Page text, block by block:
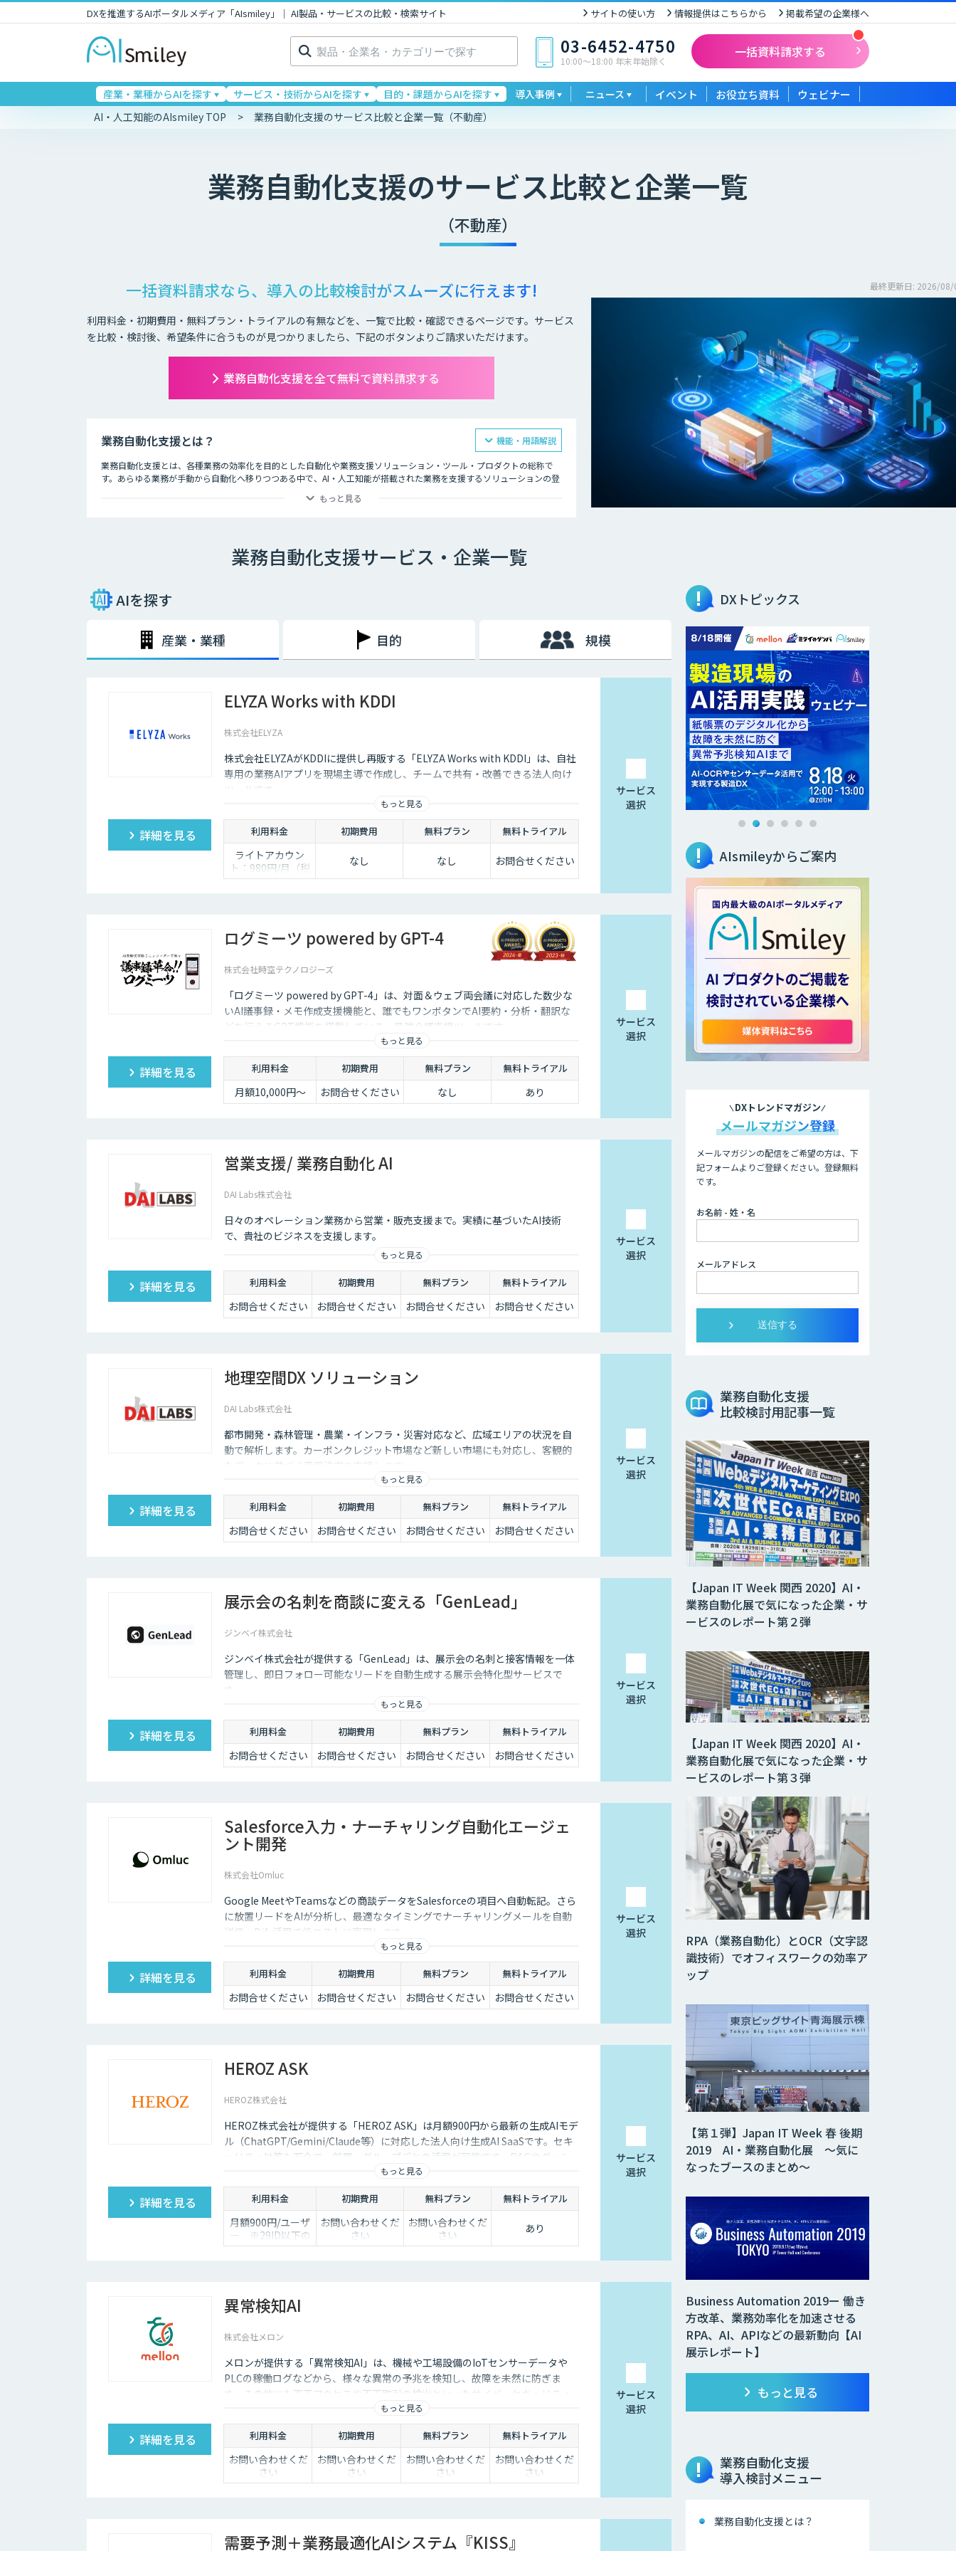
DXを推進するAIポータルメディア「AIsmiley」｜ AI製品・サービスの比較・検索サイト サイトの使い方 情報提供はこちらから 掲載希望の企業様へ
検
索: 03-6452-4750
10:00〜18:00 年末年始除く
一括資料請求する
産業・業種からAIを探す サービス・技術からAIを探す 目的・課題からAIを探す 導入事例 ニュース イベント お役立ち資料 ウェビナー
AI・人工知能のAIsmiley TOP 業務自動化支援のサービス比較と企業一覧（不動産）
業務自動化支援のサービス比較と企業一覧
（不動産）
一括資料請求なら、導入の比較検討がスムーズに行えます!
利用料金・初期費用・無料プラン・トライアルの有無などを、一覧で比較・確認できるページです。サービス
を比較・検討後、希望条件に合うものが見つかりましたら、下記のボタンよりご請求いただけます。
業務自動化支援を全て無料で資料請求する
最終更新日: 2026/08/
業務自動化支援とは？
業務自動化支援とは、各種業務の効率化を目的とした自動化や業務支援ソリューション・ツール・プロダクトの総称で
す。あらゆる業務が手動から自動化へ移りつつある中で、AI・人工知能が搭載された業務を支援するソリューションの登
このカテゴリーでは、特にどの企業でも関わりのある業務をご紹介いたします。
もっと見る
機能・用語解説
業務自動化支援サービス・企業一覧
AIを探す
産業・業種 目的 規模
ELYZA Works with KDDI
株式会社ELYZA
株式会社ELYZAがKDDIに提供し再販する「ELYZA Works with KDDI」は、自社
専用の業務AIアプリを現場主導で作成し、チームで共有・改善できる法人向け
ツールです。
もっと見る
詳細を見る 利用料金 初期費用 無料プラン 無料トライアル
ライトアカウン
ト：980円/月（税
抜き）
プレミアムアカウ
ント：4,980円/月
※最低アカウント
なし なし お問合せください
サービス
選択
ログミーツ powered by GPT-4
株式会社時空テクノロジーズ
「ログミーツ powered by GPT-4」は、対面＆ウェブ両会議に対応した数少な
いAI議事録・メモ作成支援機能と、誰でもワンボタンでAI要約・分析・翻訳な
どを行えるGPT機能を搭載している、最強会議支援ツールです。
もっと見る
詳細を見る 利用料金 初期費用 無料プラン 無料トライアル
月額10,000円～ お問合せください なし あり
サービス
選択
営業支援/ 業務自動化 AI
DAI Labs株式会社
日々のオペレーション業務から営業・販売支援まで。実績に基づいたAI技術
で、貴社のビジネスを支援します。
もっと見る
詳細を見る 利用料金 初期費用 無料プラン 無料トライアル
お問合せください お問合せください お問合せください お問合せください
サービス
選択
地理空間DX ソリューション
DAI Labs株式会社
都市開発・森林管理・農業・インフラ・災害対応など、広域エリアの状況を自
動で解析します。カーボンクレジット市場など新しい市場にも対応し、客観的
なデータに基づく意思決定を支援します。
もっと見る
詳細を見る 利用料金 初期費用 無料プラン 無料トライアル
お問合せください お問合せください お問合せください お問合せください
サービス
選択
展示会の名刺を商談に変える「GenLead」
ジンベイ株式会社
ジンベイ株式会社が提供する「GenLead」は、展示会の名刺と接客情報を一体
管理し、即日フォロー可能なリードを自動生成する展示会特化型サービスで
す。
もっと見る
詳細を見る 利用料金 初期費用 無料プラン 無料トライアル
お問合せください お問合せください お問合せください お問合せください
サービス
選択
Salesforce入力・ナーチャリング自動化エージェ
ント開発
株式会社Omluc
Google MeetやTeamsなどの商談データをSalesforceの項目へ自動転記。さら
に放置リードをAIが分析し、最適なタイミングでナーチャリングメールを自動
送信。Dify活用で低コストに実現します。
もっと見る
詳細を見る 利用料金 初期費用 無料プラン 無料トライアル
お問合せください お問合せください お問合せください お問合せください
サービス
選択
HEROZ ASK
HEROZ株式会社
HEROZ株式会社が提供する「HEROZ ASK」は月額900円から最新の生成AIモデ
ル（ChatGPT/Gemini/Claude等）に対応した法人向け生成AI SaaSです。セキ
ュリティ対策も万全で、部署・グループごとの活用が可能です。RAGやダッシ
ュボードの搭載から議事録やOCR、スライド生成等のオプション機能も充実し
ており、社内の生成AI活用の促進、定着までを伴走して支援します。
もっと見る
詳細を見る 利用料金 初期費用 無料プラン 無料トライアル
月額900円/ユーザ
ー ※29ID以下の
ご契約は、月額
お問い合わせくだ
さい
お問い合わせくだ
さい
あり
サービス
選択
異常検知AI
株式会社メロン
メロンが提供する「異常検知AI」は、機械や工場設備のIoTセンサーデータや
PLCの稼働ログなどから、様々な異常の予兆を検知し、故障を未然に防ぎま
す。その他にも不正アクセスや不正取引の検出といったサイバーセキュリティ
もっと見る
詳細を見る 利用料金 初期費用 無料プラン 無料トライアル
お問い合わせくだ
さい
お問い合わせくだ
さい
お問い合わせくだ
さい
お問い合わせくだ
さい
サービス
選択
需要予測＋業務最適化AIシステム『KISS』
DXトピックス
AIsmileyからご案内
DXトレンドマガジン
メールマガジン登録
メールマガジンの配信をご希望の方は、下
記フォームよりご登録ください。登録無料
です。
お名前 - 姓・名
メールアドレス
業務自動化支援
比較検討用記事一覧
RPA（業務自動化）とOCR（文字認
識技術）でオフィスワークの効率ア
ップ
【第１弾】Japan IT Week 春 後期
2019 AI・業務自動化展 ～気に
なったブースのまとめ～
Business Automation 2019ー 働き
方改革、業務効率化を加速させる
RPA、AI、APIなどの最新動向【AI
展示レポート】
【Japan IT Week 関西 2020】AI・
業務自動化展で気になった企業・サ
ービスのレポート第２弾
【Japan IT Week 関西 2020】AI・
業務自動化展で気になった企業・サ
ービスのレポート第３弾
もっと見る
業務自動化支援
導入検討メニュー
業務自動化支援とは？